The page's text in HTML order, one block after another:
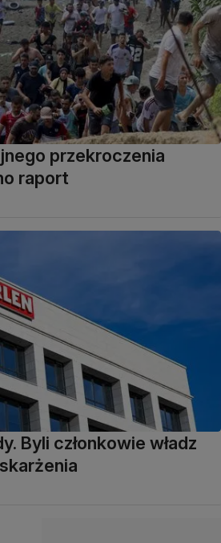
przekroczenia
raport
Byli członkowie władz